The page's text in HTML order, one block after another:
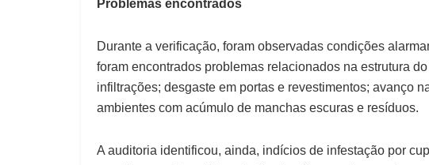
Problemas encontrados
Durante a verificação, foram observadas condições
foram encontrados problemas relacionados na estrutura
infiltrações; desgaste em portas e revestimentos; avanço
ambientes com acúmulo de manchas escuras e resíduos.
A auditoria identificou, ainda, indícios de infestação por